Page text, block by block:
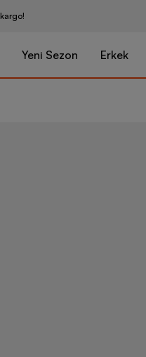
kargo!
Yeni Sezon Erkek